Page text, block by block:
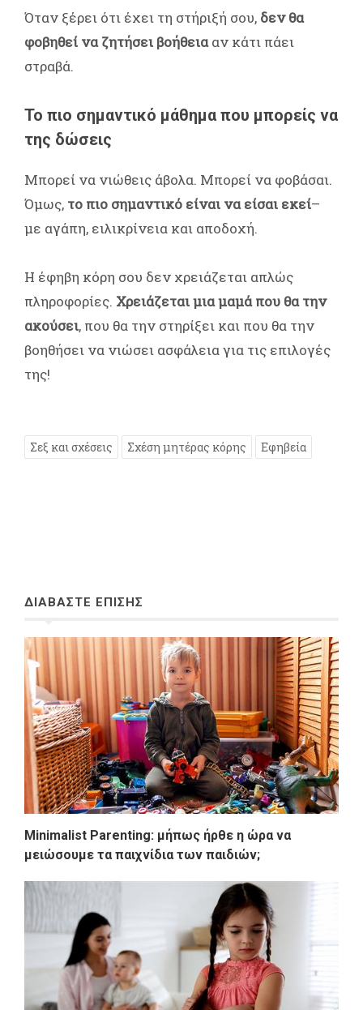
Όταν ξέρει ότι έχει τη στήριξή σου, δεν θα
φοβηθεί να ζητήσει βοήθειααν κάτι πάει
στραβά.
Το πιο σημαντικό μάθημα που μπορείς να
της δώσεις
Μπορεί να νιώθεις άβολα. Μπορεί να φοβάσαι.
Όμως, το πιο σημαντικό είναι να είσαι εκεί–
με αγάπη, ειλικρίνεια και αποδοχή.
Η έφηβη κόρη σου δεν χρειάζεται απλώς
πληροφορίες. Χρειάζεται μια μαμά που θα την
ακούσει, που θα την στηρίξει και που θα την
βοηθήσει να νιώσει ασφάλεια για τις επιλογές
της!
Σεξ και σχέσεις Σχέση μητέρας κόρης Εφηβεία
ΔΙΑΒΑΣΤΕ ΕΠΙΣΗΣ
Minimalist Parenting: μήπως ήρθε η ώρα να
μειώσουμε τα παιχνίδια των παιδιών;